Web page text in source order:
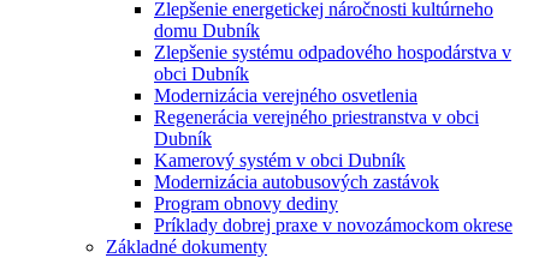
Zlepšenie energetickej náročnosti kultúrneho
domu Dubník
Zlepšenie systému odpadového hospodárstva v
obci Dubník
Modernizácia verejného osvetlenia
Regenerácia verejného priestranstva v obci
Dubník
Kamerový systém v obci Dubník
Modernizácia autobusových zastávok
Program obnovy dediny
Príklady dobrej praxe v novozámockom okrese
Základné dokumenty